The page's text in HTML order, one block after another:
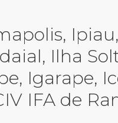
Ilha
Igarape,
IFA de